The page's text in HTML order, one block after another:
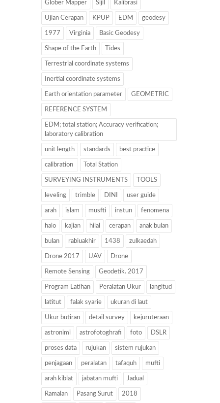
Glober Mapper Sijil Kalibrasi
Ujian Cerapan KPUP EDM geodesy
1977 Virginia Basic Geodesy
Shape of the Earth Tides
Terrestrial coordinate systems
Inertial coordinate systems
Earth orientation parameter GEOMETRIC
REFERENCE SYSTEM
EDM; total station; Accuracy verification;
laboratory calibration
unit length standards best practice
calibration Total Station
SURVEYING INSTRUMENTS TOOLS
leveling trimble DINI user guide
arah islam musfti instun fenomena
halo kajian hilal cerapan anak bulan
bulan rabiuakhir 1438 zulkaedah
Drone 2017 UAV Drone
Remote Sensing Geodetik. 2017
Program Latihan Peralatan Ukur langitud
latitut falak syarie ukuran di laut
Ukur butiran detail survey kejuruteraan
astronimi astrofotoghrafi foto DSLR
proses data rujukan sistem rujukan
penjagaan peralatan tafaquh mufti
arah kiblat jabatan mufti Jadual
Ramalan Pasang Surut 2018